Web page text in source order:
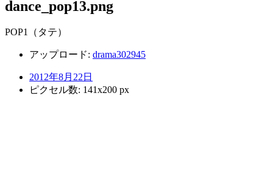
dance_pop13.png
POP1（タテ）
アップロード: drama302945
2012年8月22日
ピクセル数: 141x200 px